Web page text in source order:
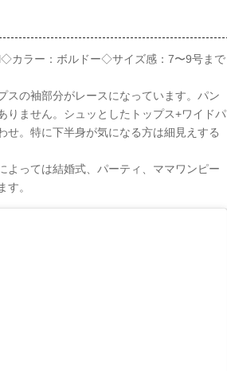
カラー：ボルドー◇サイズ感：7〜9号まで
の袖部分がレースになっています。パン
りません。シュッとしたトップス+ワイドパ
せ。特に下半身が気になる方は細見えする
よっては結婚式、パーティ、ママワンピー
す。